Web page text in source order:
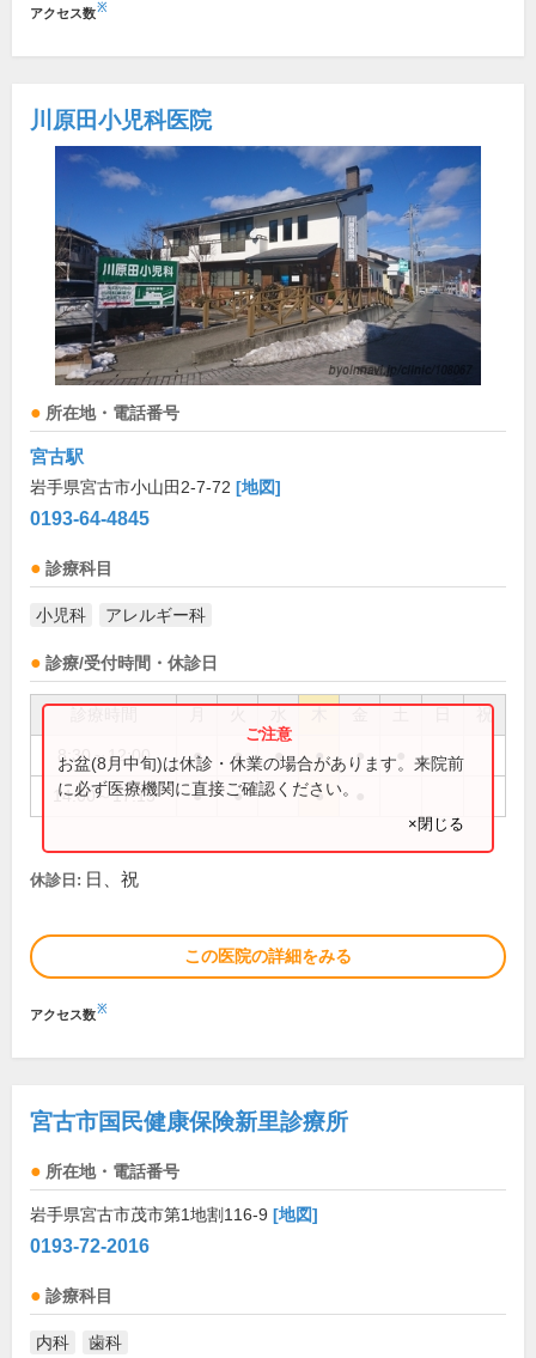
アクセス数※
川原田小児科医院
所在地・電話番号
宮古駅
岩手県宮古市小山田2-7-72 [地図]
0193-64-4845
診療科目
小児科 アレルギー科
診療/受付時間・休診日
祝
8:30～12:00 ● ● ● ● ●
14:00～17:15 ● ● ●
お盆(8月中旬)は休診・休業の場合があります。来院前
に必ず医療機関に直接ご確認ください。
×閉じる
休診日: 日、祝
この医院の詳細をみる
アクセス数※
宮古市国民健康保険新里診療所
所在地・電話番号
岩手県宮古市茂市第1地割116-9 [地図]
0193-72-2016
診療科目
内科 歯科